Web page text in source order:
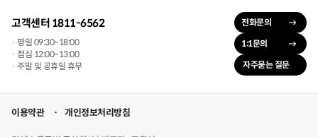
고객센터 1811-6562
· 평일 09:30~18:00
· 점심 12:00~13:00
· 주말 및 공휴일 휴무
전화문의
1:1문의
자주묻는 질문
이용약관 개인정보처리방침